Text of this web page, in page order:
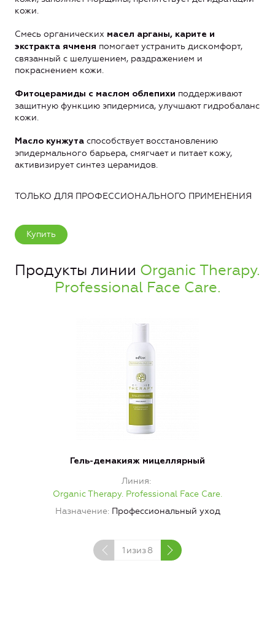
кожи.
Смесь органических масел арганы, карите и
экстракта ячменя помогает устранить дискомфорт,
связанный с шелушением, раздражением и
покраснением кожи.
Фитоцерамиды с маслом облепихи поддерживают
защитную функцию эпидермиса, улучшают гидробаланс
кожи.
Масло кунжута способствует восстановлению
эпидермального барьера, смягчает и питает кожу,
активизирует синтез церамидов.
ТОЛЬКО ДЛЯ ПРОФЕССИОНАЛЬНОГО ПРИМЕНЕНИЯ
Купить
Продукты линии Organic Therapy.
Professional Face Care.
Гель-демакияж мицеллярный
Линия
Organic Therapy. Professional Face Care.
Назначение Профессиональный уход
1 изиз8